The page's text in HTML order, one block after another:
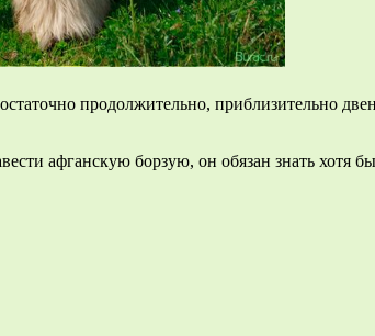
продолжительно, приблизительно
афганскую борзую, он обязан знать хотя